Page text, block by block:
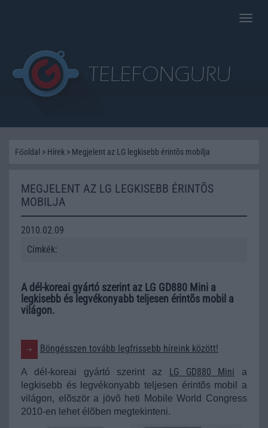
Toggle
Főoldal > Hírek > Megjelent az LG legkisebb érintõs mobilja
MEGJELENT AZ LG LEGKISEBB ÉRINTÕS
MOBILJA
2010.02.09
Címkék:
A dél-koreai gyártó szerint az LG GD880 Mini a
legkisebb és legvékonyabb teljesen érintõs mobil a
világon.
Böngésszen tovább legfrissebb híreink között!
A dél-koreai gyártó szerint az LG GD880 Mini a
legkisebb és legvékonyabb teljesen érintõs mobil a
világon, elõször a jövõ heti Mobile World Congress
2010-en lehet élõben megtekinteni.